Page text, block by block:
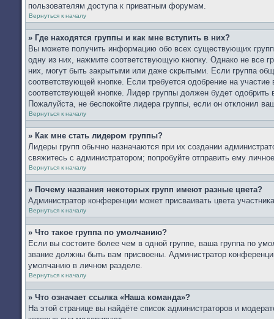
пользователям доступа к приватным форумам.
Вернуться к началу
» Где находятся группы и как мне вступить в них?
Вы можете получить информацию обо всех существующих
одну из них, нажмите соответствующую кнопку. Однако не все
них, могут быть закрытыми или даже скрытыми. Если группа
соответствующей кнопке. Если требуется одобрение на
соответствующей кнопке. Лидер группы должен будет
Пожалуйста, не беспокойте лидера группы, если он отклонил
Вернуться к началу
» Как мне стать лидером группы?
Лидеры групп обычно назначаются при их создании
свяжитесь с администратором; попробуйте отправить ему
Вернуться к началу
» Почему названия некоторых групп имеют разные цвета?
Администратор конференции может присваивать цвета
Вернуться к началу
» Что такое группа по умолчанию?
Если вы состоите более чем в одной группе, ваша группа по
звание должны быть вам присвоены. Администратор
умолчанию в личном разделе.
Вернуться к началу
» Что означает ссылка «Наша команда»?
На этой странице вы найдёте список администраторов и